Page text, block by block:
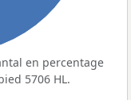
en percentage
5706 HL.